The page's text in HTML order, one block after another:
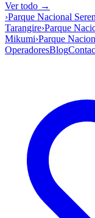
Ver todo →
›Parque Nacional
Tarangire›Parque
Mikumi›Parque
OperadoresBlog